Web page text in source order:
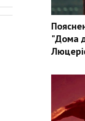
"Дома